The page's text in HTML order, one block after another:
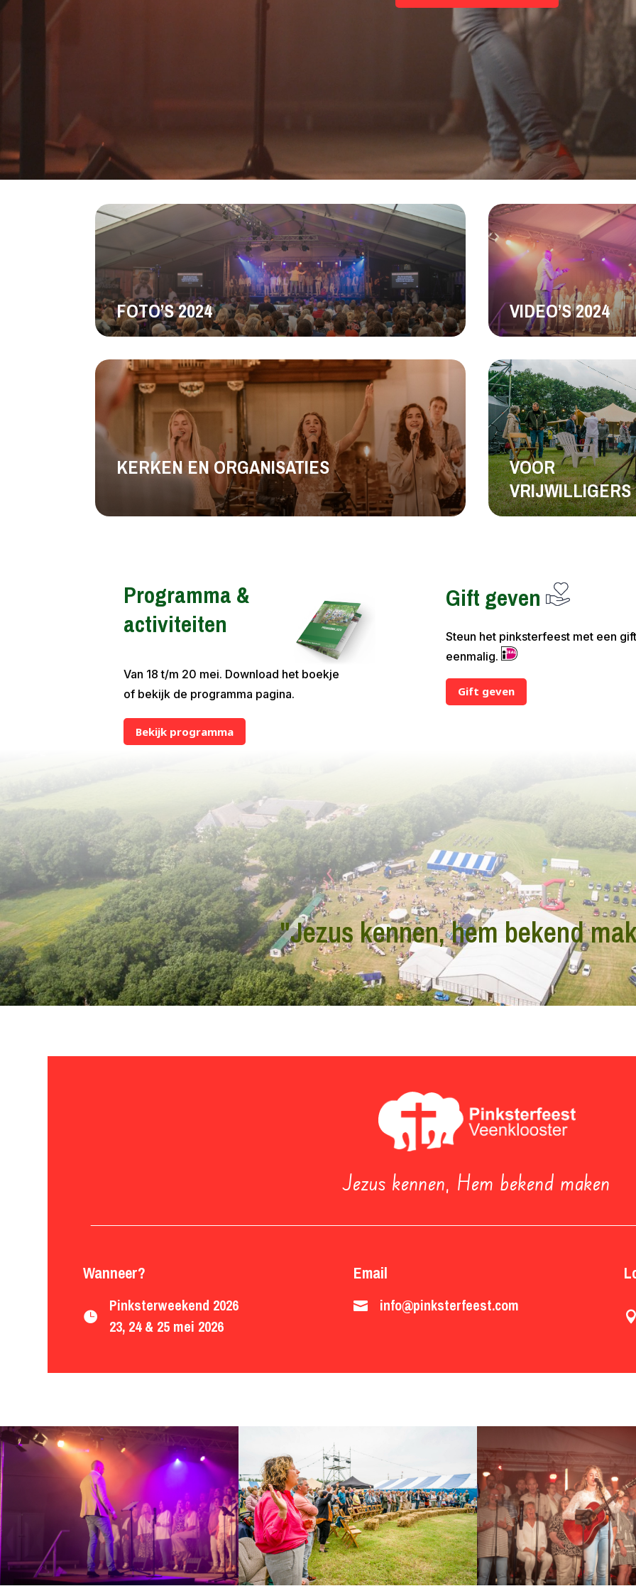
FOTO’S 2024 VIDEO’S 2024
KERKEN EN ORGANISATIES
VOOR
VRIJWILLIGERS
Programma &
activiteiten
Van 18 t/m 20 mei. Download het boekje
of bekijk de programma pagina.
Bekijk programma
Gift geven
Steun het pinksterfeest met een
eenmalig.
Gift geven
"Jezus kennen, hem bekend
Jezus kennen, Hem bekend maken
Wanneer?

Pinksterweekend 2026
23, 24 & 25 mei 2026
Email
 info@pinksterfeest.com